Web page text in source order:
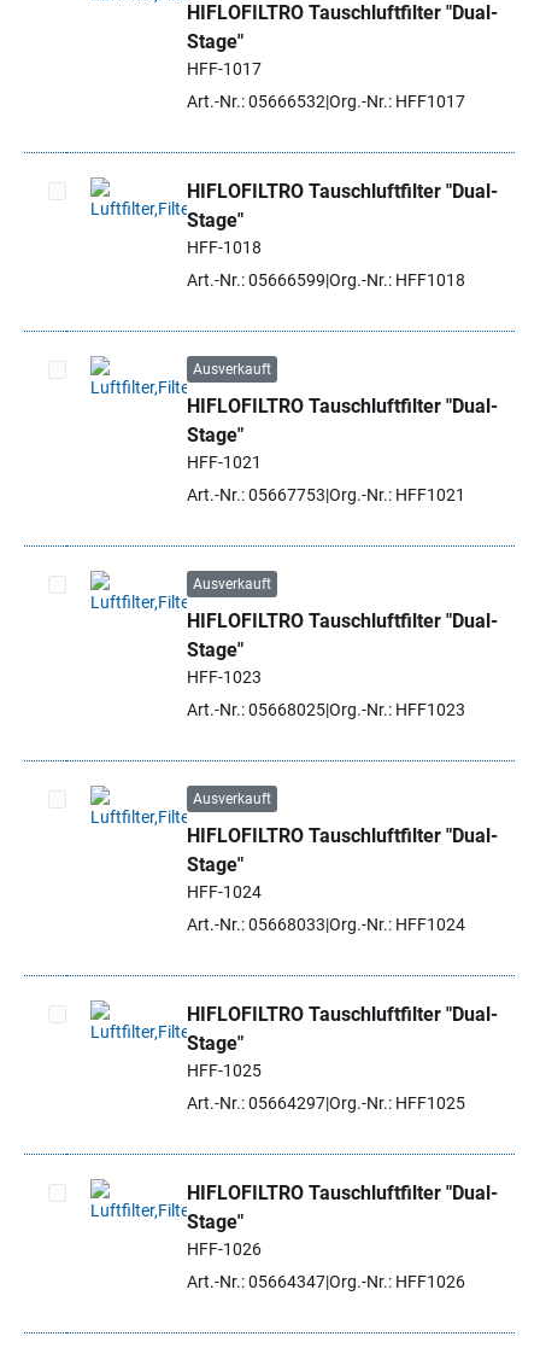
Artikel auswählen
HIFLOFILTRO Tauschluftfilter "Dual-
Stage"
HFF-1017
Art.-Nr.: 05666532 Org.-Nr.: HFF1017
Artikel auswählen
HIFLOFILTRO Tauschluftfilter "Dual-
Stage"
HFF-1018
Art.-Nr.: 05666599 Org.-Nr.: HFF1018
Artikel auswählen
Ausverkauft
HIFLOFILTRO Tauschluftfilter "Dual-
Stage"
HFF-1021
Art.-Nr.: 05667753 Org.-Nr.: HFF1021
Artikel auswählen
Ausverkauft
HIFLOFILTRO Tauschluftfilter "Dual-
Stage"
HFF-1023
Art.-Nr.: 05668025Org.-Nr.: HFF1023
Artikel auswählen
Ausverkauft
HIFLOFILTRO Tauschluftfilter "Dual-
Stage"
HFF-1024
Art.-Nr.: 05668033 Org.-Nr.: HFF1024
Artikel auswählen
HIFLOFILTRO Tauschluftfilter "Dual-
Stage"
HFF-1025
Art.-Nr.: 05664297Org.-Nr.: HFF1025
Artikel auswählen
HIFLOFILTRO Tauschluftfilter "Dual-
Stage"
HFF-1026
Art.-Nr.: 05664347Org.-Nr.: HFF1026